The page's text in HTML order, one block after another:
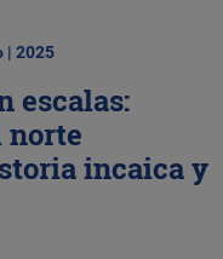
| 2025
escalas:
norte
incaica y